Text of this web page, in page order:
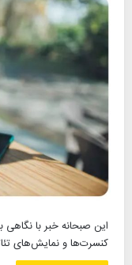
این صبحانه خبر با نگاهی
کنسرت‌ها و نمایش‌های